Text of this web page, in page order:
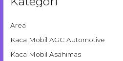
Area
Kaca Mobil AGC Automotive
Kaca Mobil Asahimas